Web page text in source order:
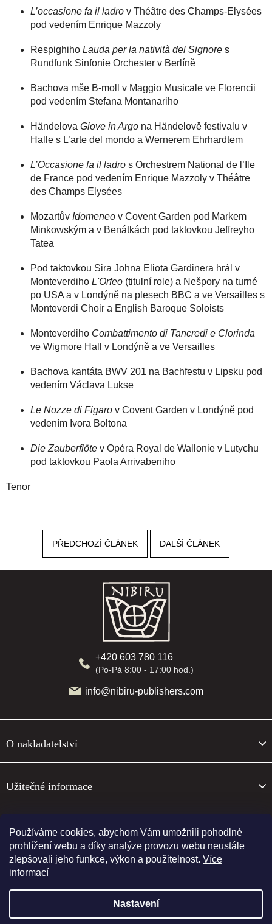
Používáme cookies, abychom Vám umožnili pohodlné
prohlížení webu a díky analýze provozu webu neustále
zlepšovali jeho funkce, výkon a použitelnost. Více
informací
Nastavení
L’occasione fa il ladro v Théâtre des Champs-Elysées
pod vedením Enrique Mazzoly
Respighiho Lauda per la natività del Signore s
Rundfunk Sinfonie Orchester v Berlíně
Bachova mše B-moll v Maggio Musicale ve Florencii
pod vedením Stefana Montanariho
Händelova Giove in Argo na Händelově festivalu v
Halle s L’arte del mondo a Wernerem Ehrhardtem
L’Occasione fa il ladro s Orchestrem National de l’Ile
de France pod vedením Enrique Mazzoly v Théâtre
des Champs Elysées
Mozartův Idomeneo v Covent Garden pod Markem
Minkowským a v Benátkách pod taktovkou Jeffreyho
Tatea
Pod taktovkou Sira Johna Eliota Gardinera hrál v
Monteverdiho L'Orfeo (titulní role) a Nešpory na turné
po USA a v Londýně na plesech BBC a ve Versailles s
Monteverdi Choir a English Baroque Soloists
Monteverdiho Combattimento di Tancredi e Clorinda
ve Wigmore Hall v Londýně a ve Versailles
Bachova kantáta BWV 201 na Bachfestu v Lipsku pod
vedením Václava Lukse
Le Nozze di Figaro v Covent Garden v Londýně pod
vedením Ivora Boltona
Die Zauberflöte v Opéra Royal de Wallonie v Lutychu
pod taktovkou Paola Arrivabeniho
Tenor
PŘEDCHOZÍ ČLÁNEK DALŠÍ ČLÁNEK
+420 603 780 116
(Po-Pá 8:00 - 17:00 hod.)
info@nibiru-publishers.com
O nakladatelství
Užitečné informace
O nakladatelství
Sledujte nás